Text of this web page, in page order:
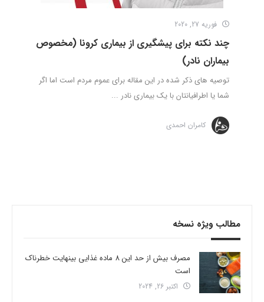
فوریه 27, 2020
چند نکته برای پیشگیری از بیماری کرونا (مخصوص
بیماران نادر)
توصیه های ذکر شده در این مقاله برای عموم مردم است اما اگر
شما یا اطرافیانتان با یک بیماری نادر ...
کامران احمدی
مطالب ویژه نسخه
مصرف بیش از حد این 8 ماده غذایی بینهایت خطرناک
است
اکتبر 26, 2024